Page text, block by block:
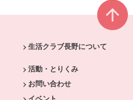
生活クラブ長野について
活動・とりくみ
お問い合わせ